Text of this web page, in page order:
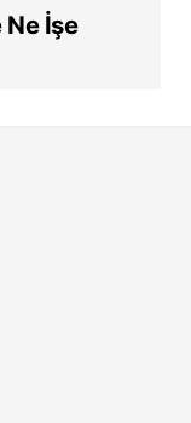
Ne İşe